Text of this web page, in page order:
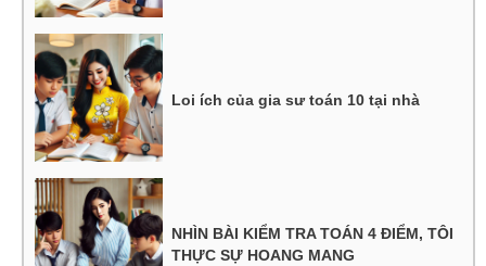
Loi ích của gia sư toán 10 tại nhà
NHÌN BÀI KIỂM TRA TOÁN 4 ĐIỂM, TÔI
THỰC SỰ HOANG MANG